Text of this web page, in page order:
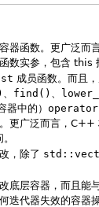
器函数。更广泛
数实参，包含 this
成员函数。而且
find()
器中的）
更广泛而言，
，除了
底层容器，而且
迭代器失效的容器